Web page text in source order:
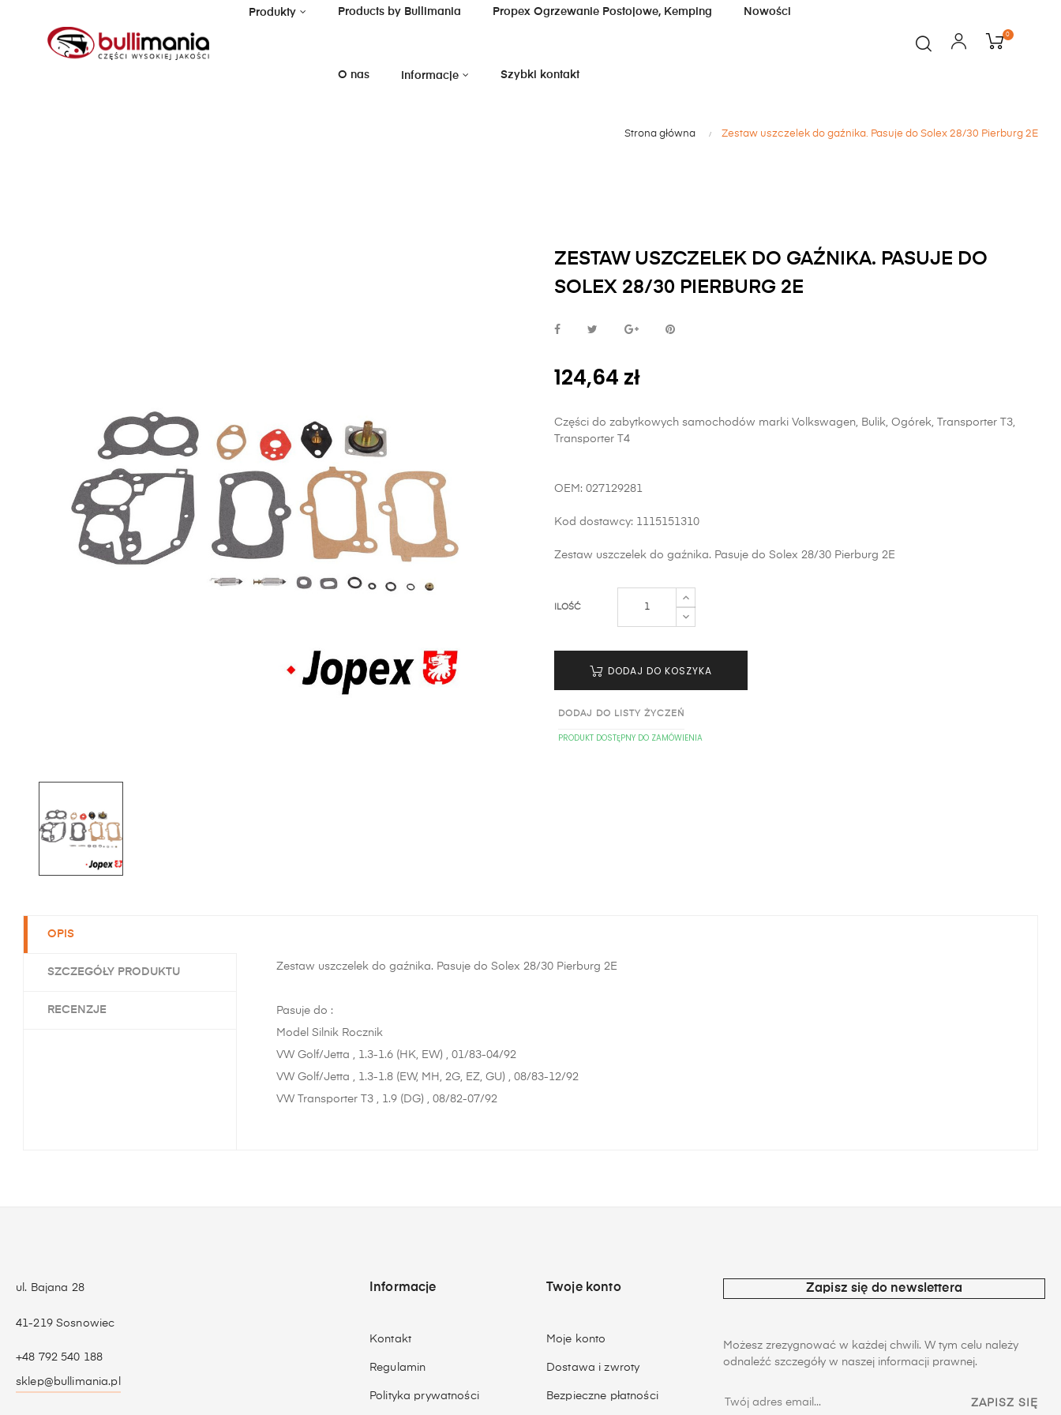
Produkty Products by Bullimania Propex Ogrzewanie Postojowe, Kemping Nowości
O nas Informacje Szybki kontakt
0
Strona główna Zestaw uszczelek do gaźnika. Pasuje do Solex 28/30 Pierburg 2E
ZESTAW USZCZELEK DO GAŹNIKA. PASUJE DO
SOLEX 28/30 PIERBURG 2E
124,64 zł
Części do zabytkowych samochodów marki Volkswagen, Bulik, Ogórek, Transporter T3,
Transporter T4
OEM: 027129281
Kod dostawcy: 1115151310
Zestaw uszczelek do gaźnika. Pasuje do Solex 28/30 Pierburg 2E
ILOŚĆ
DODAJ DO KOSZYKA
DODAJ DO LISTY ŻYCZEŃ
PRODUKT DOSTĘPNY DO ZAMÓWIENIA
OPIS
SZCZEGÓŁY PRODUKTU
RECENZJE
Zestaw uszczelek do gaźnika. Pasuje do Solex 28/30 Pierburg 2E
Pasuje do :
Model Silnik Rocznik
VW Golf/Jetta , 1.3-1.6 (HK, EW) , 01/83-04/92
VW Golf/Jetta , 1.3-1.8 (EW, MH, 2G, EZ, GU) , 08/83-12/92
VW Transporter T3 , 1.9 (DG) , 08/82-07/92
ul. Bajana 28
41-219 Sosnowiec
+48 792 540 188
sklep@bullimania.pl
Informacje
Kontakt
Regulamin
Polityka prywatności
Twoje konto
Moje konto
Dostawa i zwroty
Bezpieczne płatności
Zapisz się do newslettera
Możesz zrezygnować w każdej chwili. W tym celu należy
odnaleźć szczegóły w naszej informacji prawnej.
ZAPISZ SIĘ